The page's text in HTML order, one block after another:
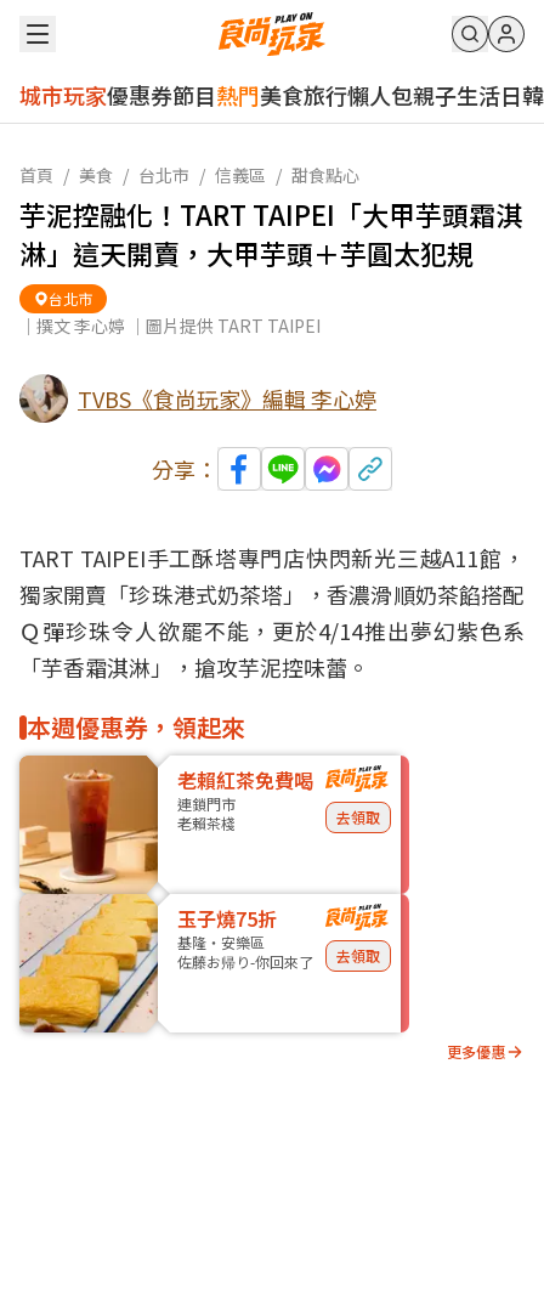
城市玩家優惠券節目熱門美食旅行懶人包親子生活日韓
首頁 / 美食 / 台北市 / 信義區 / 甜食點心
芋泥控融化！TART TAIPEI「大甲芋頭霜淇
淋」這天開賣，大甲芋頭＋芋圓太犯規
台北市
｜撰文 李心婷 ｜圖片提供 TART TAIPEI
TVBS《食尚玩家》編輯 李心婷
分享：
TART TAIPEI手工酥塔專門店快閃新光三越A11館，
獨家開賣「珍珠港式奶茶塔」，香濃滑順奶茶餡搭配
Ｑ彈珍珠令人欲罷不能，更於4/14推出夢幻紫色系
「芋香霜淇淋」，搶攻芋泥控味蕾。
本週優惠券，領起來
老賴紅茶免費喝
連鎖門市
老賴茶棧
去領取
玉子燒75折
基隆・安樂區
佐藤お帰り-你回來了
去領取
更多優惠